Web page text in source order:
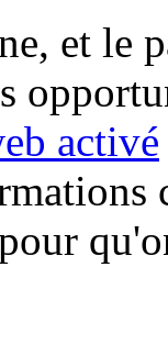
et le
activé